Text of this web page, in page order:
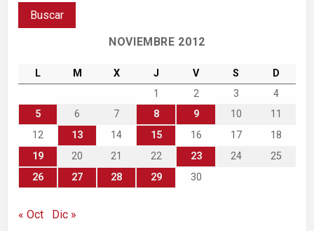
NOVIEMBRE 2012
L M X J V S
D
1
2 3
4
5
6 7 8 9 10
11
12
13 14 15 16 17
18
19
20 21 22 23 24
25
26
27 28 29 30
« Oct Dic »